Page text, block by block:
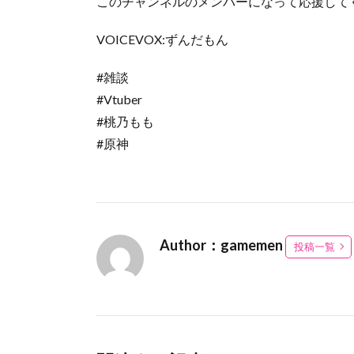
VOICEVOX:ずんだもん
#雑談
#Vtuber
#桃乃もも
#原神
Author：gamemen 投稿一覧